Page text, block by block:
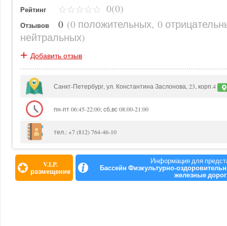
Рейтинг 0(0)
Отзывов 0 (0 положительных, 0
нейтральных)
+ Добавить отзыв
Санкт-Петербург, ул. Константина Заслонова, 23, корп.4
пн-пт 06:45-22:00; сб,вс 08:00-21:00
тел.: +7 (812) 764-46-10
V.I.P.
размещение
Информация для
Бассейн Физкультурно-
железные